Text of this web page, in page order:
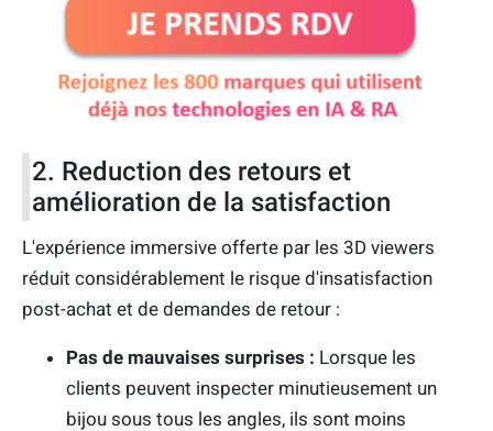
2. Reduction des retours et
amélioration de la satisfaction
L'expérience immersive offerte par les 3D viewers
réduit considérablement le risque d'insatisfaction
post-achat et de demandes de retour :
Pas de mauvaises surprises : Lorsque les
clients peuvent inspecter minutieusement un
bijou sous tous les angles, ils sont moins